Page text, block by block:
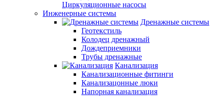
Циркуляционные насосы
Инженерные системы
Дренажные системы
Геотекстиль
Колодец дренажный
Дождеприемники
Трубы дренажные
Канализация
Канализационные фитинги
Канализацонные люки
Напорная канализация